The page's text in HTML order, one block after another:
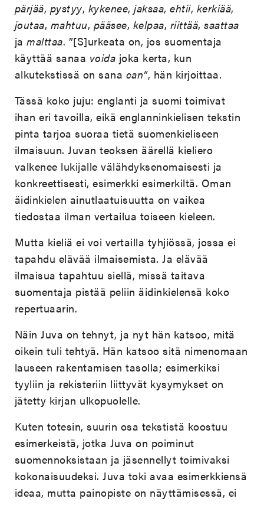
pärjää, pystyy, kykenee,jaksaa,ehtii, kerkiää,
joutaa, mahtuu, pääsee, kelpaa, riittää,saattaa
jamalttaa. ”[S]urkeata on, jos suomentaja
käyttää sanaa voida joka kerta, kun
alkutekstissä on sana can”, hän kirjoittaa.
Tässä koko juju: englanti ja suomi toimivat
ihan eri tavoilla, eikä englanninkielisen tekstin
pinta tarjoa suoraa tietä suomenkieliseen
ilmaisuun. Juvan teoksen äärellä kieliero
valkenee lukijalle välähdyksenomaisesti ja
konkreettisesti, esimerkki esimerkiltä. Oman
äidinkielen ainutlaatuisuutta on vaikea
tiedostaa ilman vertailua toiseen kieleen.
Mutta kieliä ei voi vertailla tyhjiössä, jossa ei
tapahdu elävää ilmaisemista. Ja elävää
ilmaisua tapahtuu siellä, missä taitava
suomentaja pistää peliin äidinkielensä koko
repertuaarin.
Näin Juva on tehnyt, ja nyt hän katsoo, mitä
oikein tuli tehtyä. Hän katsoo sitä nimenomaan
lauseen rakentamisen tasolla; esimerkiksi
tyyliin ja rekisteriin liittyvät kysymykset on
jätetty kirjan ulkopuolelle.
Kuten totesin, suurin osa tekstistä koostuu
esimerkeistä, jotka Juva on poiminut
suomennoksistaan ja jäsennellyt toimivaksi
kokonaisuudeksi. Juva toki avaa esimerkkiensä
ideaa, mutta painopiste on näyttämisessä, ei